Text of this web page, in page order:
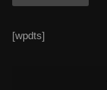
[wpdts]